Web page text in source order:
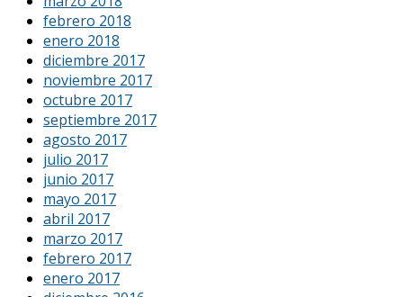
febrero 2018
enero 2018
diciembre 2017
noviembre 2017
octubre 2017
septiembre 2017
agosto 2017
julio 2017
junio 2017
mayo 2017
abril 2017
marzo 2017
febrero 2017
enero 2017